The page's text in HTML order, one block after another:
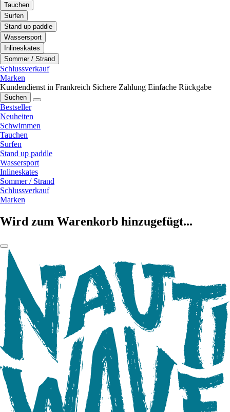
Tauchen
Surfen
Stand up paddle
Wassersport
Inlineskates
Sommer / Strand
Schlussverkauf
Marken
Kundendienst in Frankreich Sichere Zahlung Einfache Rückgabe
Suchen
Bestseller
Neuheiten
Schwimmen
Tauchen
Surfen
Stand up paddle
Wassersport
Inlineskates
Sommer / Strand
Schlussverkauf
Marken
Wird zum Warenkorb hinzugefügt...